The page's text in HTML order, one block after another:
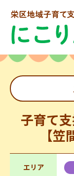
子育て
【
エリア